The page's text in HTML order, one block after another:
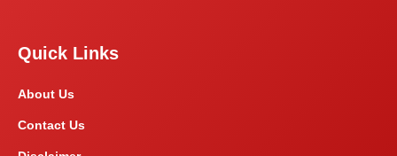
Quick Links
About Us
Contact Us